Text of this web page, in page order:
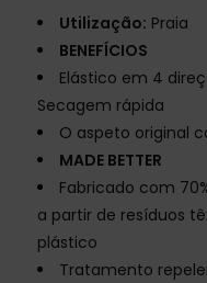
Utilização: Praia
BENEFÍCIOS
Elástico em 4
Secagem rápida
O aspeto original
MADE BETTER
Fabricado com
a partir de resíduos
plástico
Tratamento